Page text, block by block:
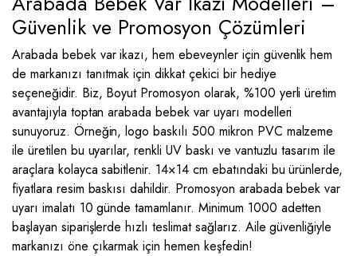
Güvenlik ve Promosyon Çözümleri
Arabada bebek var ikazı, hem ebeveynler için güvenlik hem
de markanızı tanıtmak için dikkat çekici bir hediye
seçeneğidir. Biz, Boyut Promosyon olarak, %100 yerli üretim
avantajıyla toptan arabada bebek var uyarı modelleri
sunuyoruz. Örneğin, logo baskılı 500 mikron PVC malzeme
ile üretilen bu uyarılar, renkli UV baskı ve vantuzlu tasarım ile
araçlara kolayca sabitlenir. 14×14 cm ebatındaki bu ürünlerde,
fiyatlara resim baskısı dahildir. Promosyon arabada bebek var
uyarı imalatı 10 günde tamamlanır. Minimum 1000 adetten
başlayan siparişlerde hızlı teslimat sağlarız. Aile güvenliğiyle
markanızı öne çıkarmak için hemen keşfedin!